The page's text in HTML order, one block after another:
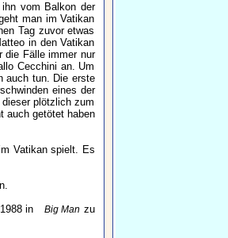
ihn vom Balkon der
man im Vatikan
Tag zuvor etwas
in den Vatikan
die Fälle immer nur
Cecchini an. Um
auch tun. Die erste
eines der
plötzlich zum
auch getötet haben
Vatikan spielt. Es
in Big Man zu